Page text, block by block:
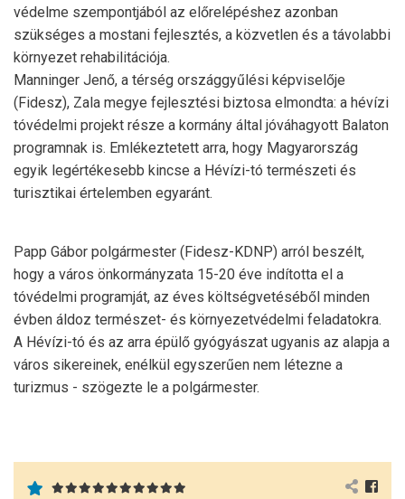
védelme szempontjából az előrelépéshez azonban
szükséges a mostani fejlesztés, a közvetlen és a távolabbi
környezet rehabilitációja.
Manninger Jenő, a térség országgyűlési képviselője
(Fidesz), Zala megye fejlesztési biztosa elmondta: a hévízi
tóvédelmi projekt része a kormány által jóváhagyott Balaton
programnak is. Emlékeztetett arra, hogy Magyarország
egyik legértékesebb kincse a Hévízi-tó természeti és
turisztikai értelemben egyaránt.
Papp Gábor polgármester (Fidesz-KDNP) arról beszélt,
hogy a város önkormányzata 15-20 éve indította el a
tóvédelmi programját, az éves költségvetéséből minden
évben áldoz természet- és környezetvédelmi feladatokra.
A Hévízi-tó és az arra épülő gyógyászat ugyanis az alapja a
város sikereinek, enélkül egyszerűen nem létezne a
turizmus - szögezte le a polgármester.